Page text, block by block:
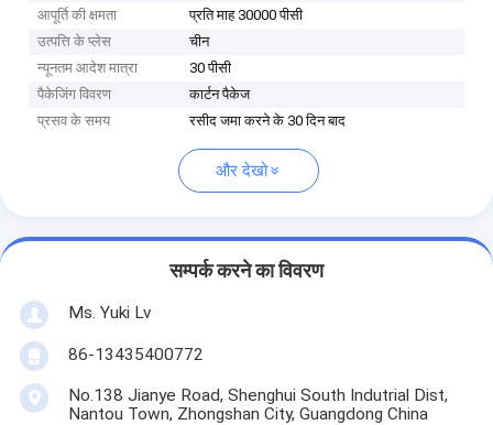
आपूर्ति की क्षमता
प्रति माह 30000 पीसी
उत्पत्ति के प्लेस
चीन
न्यूनतम आदेश मात्रा
30 पीसी
पैकेजिंग विवरण
कार्टन पैकेज
प्रसव के समय
रसीद जमा करने के 30 दिन बाद
और देखो
सम्पर्क करने का विवरण
Ms. Yuki Lv
86-13435400772
No.138 Jianye Road, Shenghui South Indutrial Dist,
Nantou Town, Zhongshan City, Guangdong China